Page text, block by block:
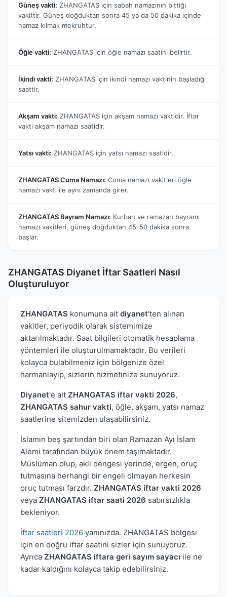
Güneş vakti: ZHANGATAS için sabah namazının bittiği
vakittir. Güneş doğduktan sonra 45 ya da 50 dakika içinde
namaz kılmak mekruhtur.
Öğle vakti: ZHANGATAS için öğle namazı saatini belirtir.
İkindi vakti: ZHANGATAS için ikindi namazı vaktinin başladığı
saattir.
Akşam vakti: ZHANGATAS için akşam namazı vaktidir. İftar
vakti akşam namazı saatidir.
Yatsı vakti: ZHANGATAS için yatsı namazı saatidir.
ZHANGATAS Cuma Namazı: Cuma namazı vakitleri öğle
namazı vakti ile aynı zamanda girer.
ZHANGATAS Bayram Namazı: Kurban ve ramazan bayramı
namazı vakitleri, güneş doğduktan 45-50 dakika sonra
başlar.
ZHANGATAS Diyanet İftar Saatleri Nasıl
Oluşturuluyor
ZHANGATAS konumuna ait diyanet'ten alınan
vakitler, periyodik olarak sistemimize
aktarılmaktadır. Saat bilgileri otomatik hesaplama
yöntemleri ile oluşturulmamaktadır. Bu verileri
kolayca bulabilmeniz için bölgenize özel
harmanlayıp, sizlerin hizmetinize sunuyoruz.
Diyanet'e ait ZHANGATAS iftar vakti 2026,
ZHANGATAS sahur vakti, öğle, akşam, yatsı namaz
saatlerine sitemizden ulaşabilirsiniz.
İslamın beş şartından biri olan Ramazan Ayı İslam
Alemi tarafından büyük önem taşımaktadır.
Müslüman olup, akli dengesi yerinde, ergen, oruç
tutmasına herhangi bir engeli olmayan herkesin
oruç tutması farzdır. ZHANGATAS iftar vakti 2026
veya ZHANGATAS iftar saati 2026 sabırsızlıkla
bekleniyor.
İftar saatleri 2026 yanınızda. ZHANGATAS bölgesi
için en doğru iftar saatini sizler için sunuyoruz.
Ayrıca ZHANGATAS iftara geri sayım sayacı ile ne
kadar kaldığını kolayca takip edebilirsiniz.